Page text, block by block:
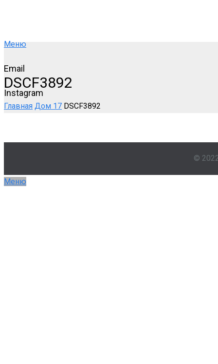
Меню
Email
Instagram
DSCF3892
Главная Дом 17 DSCF3892
©
Меню